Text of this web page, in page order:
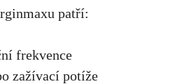
patří:
frekvence
zažívací potíže